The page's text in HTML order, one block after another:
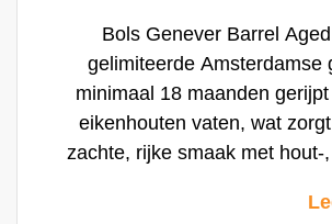
Bols Genever Barrel
gelimiteerde Amsterdamse
minimaal 18 maanden
eikenhouten vaten, wat
zachte, rijke smaak met hout-
het traditionele kopstootje met